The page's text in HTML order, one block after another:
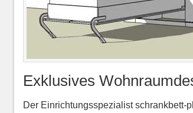
Exklusives
Der Einrichtungsspezialist schrankbett-